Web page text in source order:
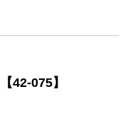
42-075】